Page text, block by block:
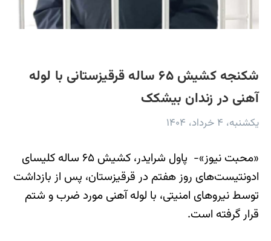
شکنجه‌ کشیش ۶۵ ساله قرقیزستانی با لوله
آهنی در زندان بیشکک
یکشنبه، ۴ خرداد، ۱۴۰۴
«محبت نیوز»- پاول شرایدر، کشیش ۶۵ ساله کلیسای
ادونتیست‌های روز هفتم در قرقیزستان، پس از بازداشت
توسط نیروهای امنیتی، با لوله آهنی مورد ضرب و شتم
قرار گرفته است.